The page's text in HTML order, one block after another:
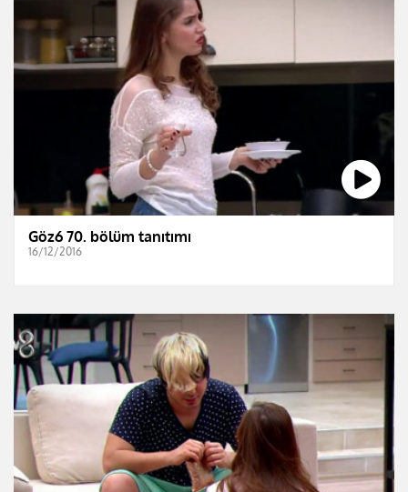
Göz6 70. bölüm tanıtımı
16/12/2016